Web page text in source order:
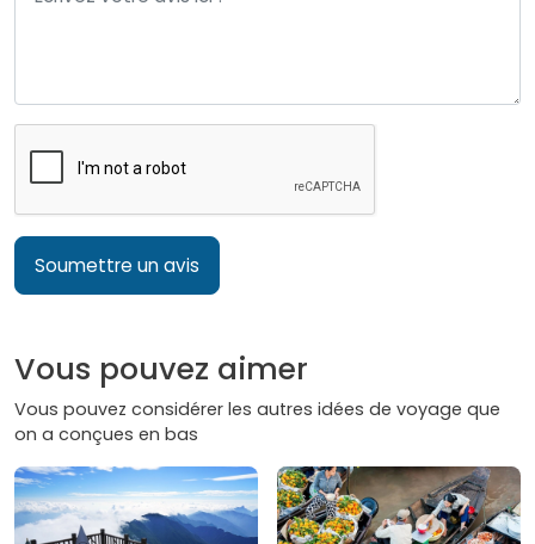
Soumettre un avis
Vous pouvez aimer
Vous pouvez considérer les autres idées de voyage que
on a conçues en bas